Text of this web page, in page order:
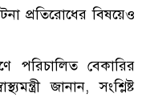
প্রতিরোধের বিষয়েও
পরিচালিত বেকারির
জানান, সংশ্লিষ্ট